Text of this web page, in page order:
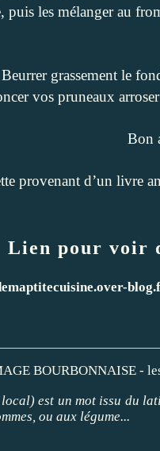
puis les mélanger au
grassement le
vos pruneaux
Bon
provenant d’un livre
Lien pour voir
est un mot issu du
ou aux légume...